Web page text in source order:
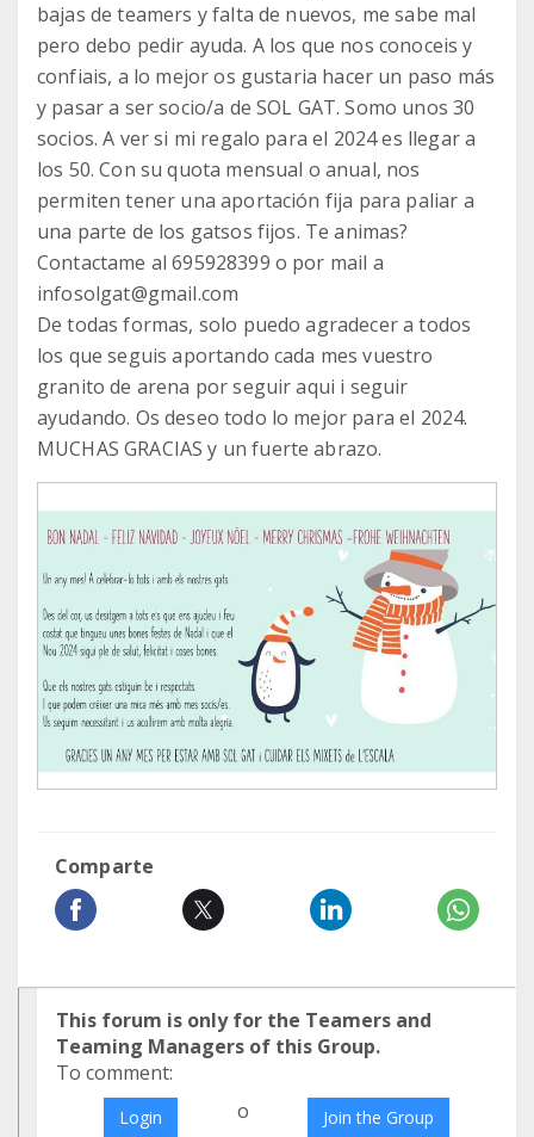
bajas de teamers y falta de nuevos, me sabe mal
pero debo pedir ayuda. A los que nos conoceis y
confiais, a lo mejor os gustaria hacer un paso más
y pasar a ser socio/a de SOL GAT. Somo unos 30
socios. A ver si mi regalo para el 2024 es llegar a
los 50. Con su quota mensual o anual, nos
permiten tener una aportación fija para paliar a
una parte de los gatsos fijos. Te animas?
Contactame al 695928399 o por mail a
infosolgat@gmail.com
De todas formas, solo puedo agradecer a todos
los que seguis aportando cada mes vuestro
granito de arena por seguir aqui i seguir
ayudando. Os deseo todo lo mejor para el 2024.
MUCHAS GRACIAS y un fuerte abrazo.
Comparte
This forum is only for the Teamers and
Teaming Managers of this Group.
To comment:
Login o Join the Group